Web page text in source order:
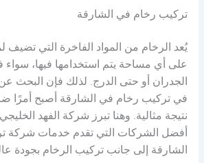
تركيب رخام في الشارقة
يُعد الرخام من المواد الفاخرة التي تضيف
على أي مساحة يتم استخدامها فيها، سواء
الجدران أو حتى الدرج. لذلك فإن
في تركيب رخام في الشارقة أصبح أمرًا
نتيجة مثالية. وهنا تبرز شركة الفهد
أفضل الشركات التي تقدم خدمات شركة
الشارقة إلى جانب تركيب الرخام بجودة